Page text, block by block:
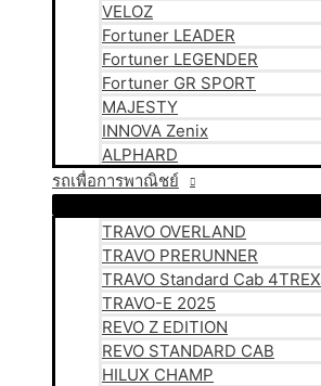
VELOZ
Fortuner LEADER
Fortuner LEGENDER
Fortuner GR SPORT
MAJESTY
INNOVA Zenix
ALPHARD
รถเพื่อการพาณิชย์
TRAVO OVERLAND
TRAVO PRERUNNER
TRAVO Standard Cab 4TREX
TRAVO-E 2025
REVO Z EDITION
REVO STANDARD CAB
HILUX CHAMP